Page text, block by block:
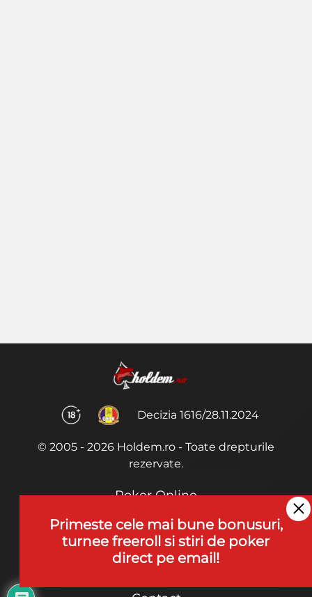
Decizia 1616/28.11.2024
© 2005 - 2026 Holdem.ro - Toate drepturile
rezervate.
Poker Online
Termeni si Conditii
Joaca Poker
Primeste cele mai bune bonusuri,
turnee freeroll si stiri de poker
direct pe email!